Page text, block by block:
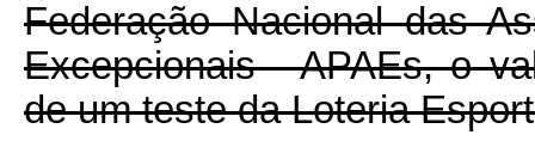
Federação Nacional das
Excepcionais - APAEs, o
de um teste da Loteria